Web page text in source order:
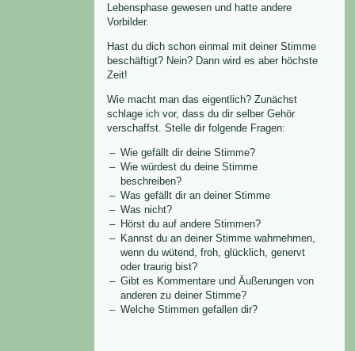
Lebensphase gewesen und hatte andere
Vorbilder.
Hast du dich schon einmal mit deiner Stimme
beschäftigt? Nein? Dann wird es aber höchste
Zeit!
Wie macht man das eigentlich? Zunächst
schlage ich vor, dass du dir selber Gehör
verschaffst. Stelle dir folgende Fragen:
Wie gefällt dir deine Stimme?
Wie würdest du deine Stimme
beschreiben?
Was gefällt dir an deiner Stimme
Was nicht?
Hörst du auf andere Stimmen?
Kannst du an deiner Stimme wahrnehmen,
wenn du wütend, froh, glücklich, genervt
oder traurig bist?
Gibt es Kommentare und Äußerungen von
anderen zu deiner Stimme?
Welche Stimmen gefallen dir?